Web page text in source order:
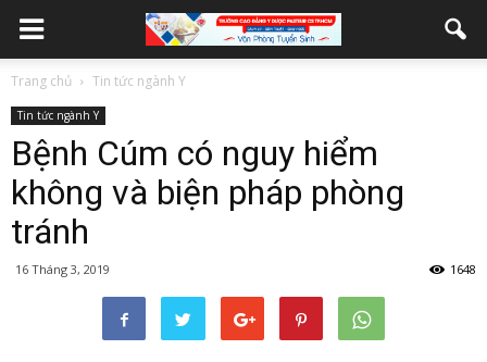
Trang chủ Tin tức ngành Y
Tin tức ngành Y
Bệnh Cúm có nguy hiểm
không và biện pháp phòng
tránh
16 Tháng 3, 2019 1648